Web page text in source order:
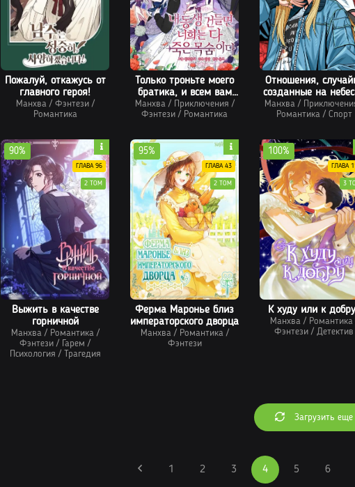
Пожалуй, откажусь от
главного героя!
Манхва/ Фэнтези/
Романтика
Только троньте моего
братика, и всем вам
конец
Манхва/ Приключения /
Фэнтези / Романтика
Отношения,
созданные на
Манхва/
Романтика/ Спорт
Выжить в качестве
горничной
Манхва/ Романтика/
Фэнтези / Гарем /
Психология / Трагедия
90%
ГЛАВА 96
2 ТОМ
Ферма Маронье близ
императорского дворца
Манхва/ Романтика/
Фэнтези
95%
ГЛАВА 43
2 ТОМ
К худу или к
Манхва/ Романтика
Фэнтези / Детектив
100%
ГЛАВА
3
Загрузить еще
1 2 3 4 5 6